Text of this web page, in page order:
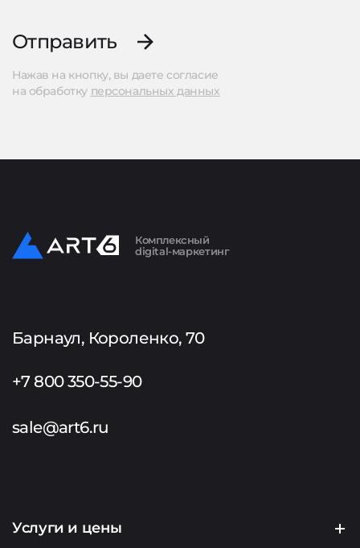
Отправить
Нажав на кнопку, вы даете согласие
на обработку персональных данных
Комплексный
digital-маркетинг
Барнаул, Короленко, 70
+7 800 350-55-90
sale@art6.ru
Услуги и цены